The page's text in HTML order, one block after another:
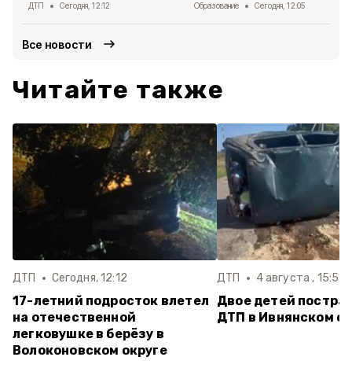
ДТП Сегодня, 12:12 Образование Сегодня, 12:05
Все новости
Читайте также
ДТП Сегодня, 12:12
17-летний подросток влетел
на отечественной
легковушке в берёзу в
Волоконовском округе
ДТП 4 августа , 15:55
Двое детей
ДТП в Ивнянском